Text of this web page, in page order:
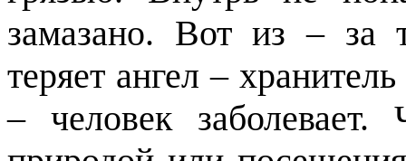
замазано. Вот из – за
теряет ангел –
– человек